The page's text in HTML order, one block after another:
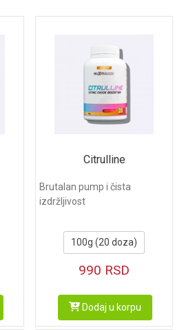
Citrulline
Brutalan pump i čista
izdržljivost
100g (20 doza)
990 RSD
Dodaj u korpu